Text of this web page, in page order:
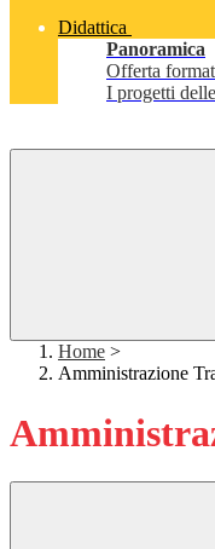
Didattica
Panoramica
Offerta
I progetti
Home >
Amministrazione